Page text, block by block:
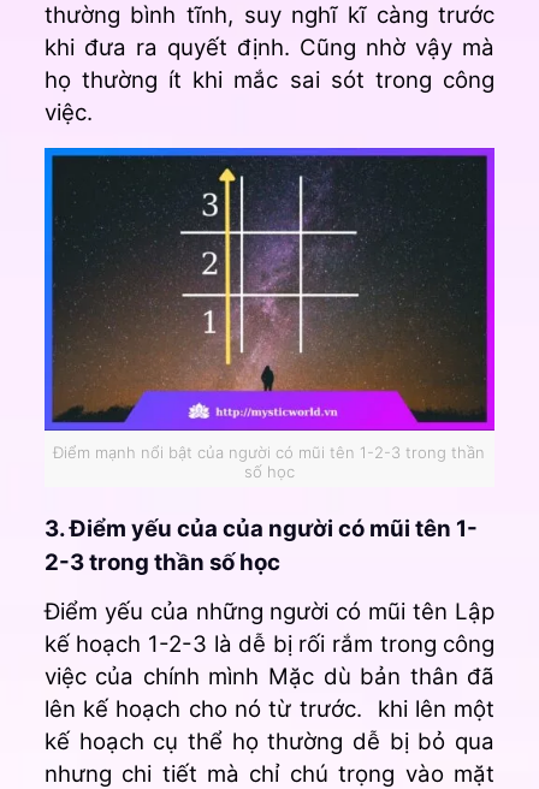
thường bình tĩnh, suy nghĩ kĩ càng trước
khi đưa ra quyết định. Cũng nhờ vậy mà
họ thường ít khi mắc sai sót trong công
việc.
Điểm mạnh nổi bật của người có mũi tên 1-2-3 trong thần
số học
3. Điểm yếu của của người có mũi tên 1-
2-3 trong thần số học
Điểm yếu của những người có mũi tên Lập
kế hoạch 1-2-3 là dễ bị rối rắm trong công
việc của chính mình Mặc dù bản thân đã
lên kế hoạch cho nó từ trước. khi lên một
kế hoạch cụ thể họ thường dễ bị bỏ qua
nhưng chi tiết mà chỉ chú trọng vào mặt